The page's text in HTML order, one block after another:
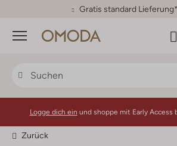
30 Tage Rückgaberecht
Menü
Logge dich ein und shoppe mit Early Access
Zurück